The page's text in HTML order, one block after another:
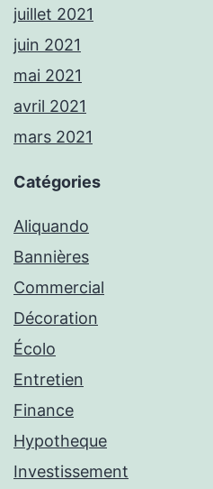
juillet 2021
juin 2021
mai 2021
avril 2021
mars 2021
Catégories
Aliquando
Bannières
Commercial
Décoration
Écolo
Entretien
Finance
Hypotheque
Investissement